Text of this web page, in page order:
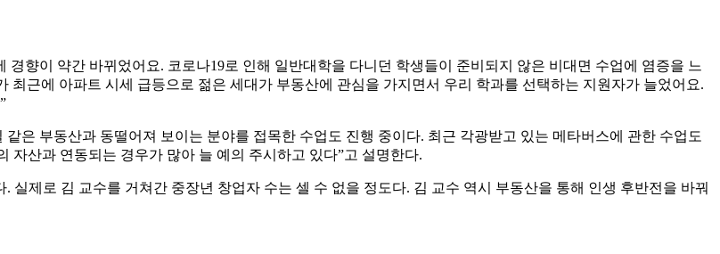
향이 약간 바뀌었어요. 코로나19로 인해 일반대학을 다니던 학생들이 준비되지 않은 비대면 수업에 염증을 느
최근에 아파트 시세 급등으로 젊은 세대가 부동산에 관심을 가지면서 우리 학과를 선택하는 지원자가 늘었어요.
은 부동산과 동떨어져 보이는 분야를 접목한 수업도 진행 중이다. 최근 각광받고 있는 메타버스에 관한 수업도
자산과 연동되는 경우가 많아 늘 예의 주시하고 있다”고 설명한다.
제로 김 교수를 거쳐간 중장년 창업자 수는 셀 수 없을 정도다. 김 교수 역시 부동산을 통해 인생 후반전을 바꿔